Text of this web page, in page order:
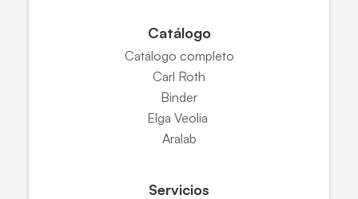
Catálogo
Catálogo completo
Carl Roth
Binder
Elga Veolia
Aralab
Servicios